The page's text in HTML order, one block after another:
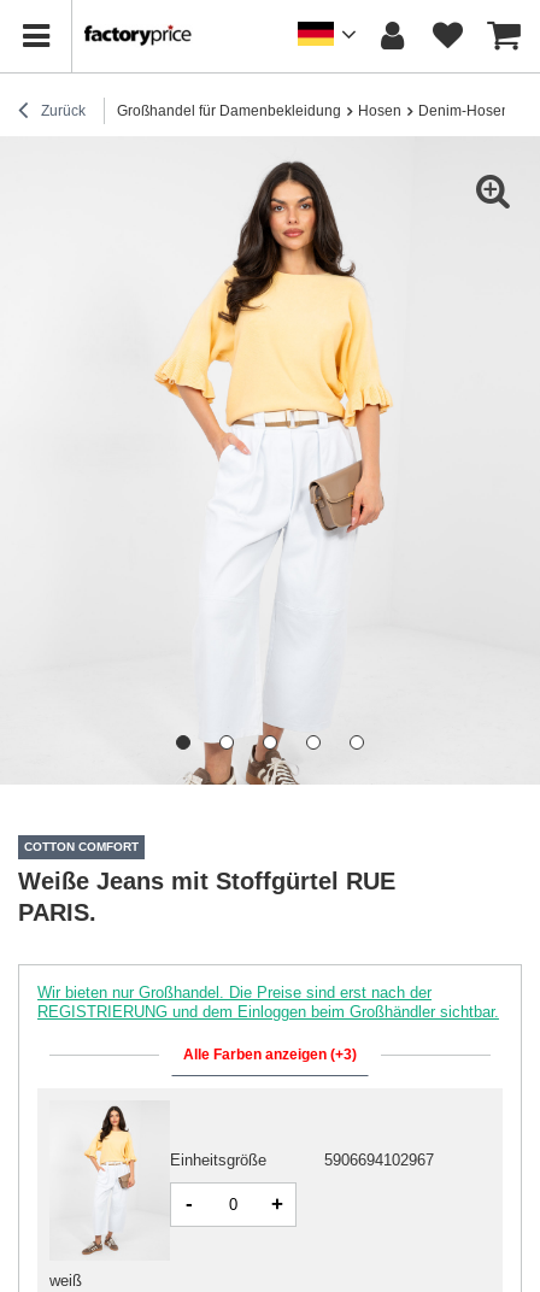
Zurück Großhandel für Damenbekleidung Hosen Denim-Hosen
COTTON COMFORT
Weiße Jeans mit Stoffgürtel RUE
PARIS.
Wir bieten nur Großhandel. Die Preise sind erst nach der
REGISTRIERUNG und dem Einloggen beim Großhändler sichtbar.
Alle Farben anzeigen (+3)
weiß
Einheitsgröße 5906694102967
- +